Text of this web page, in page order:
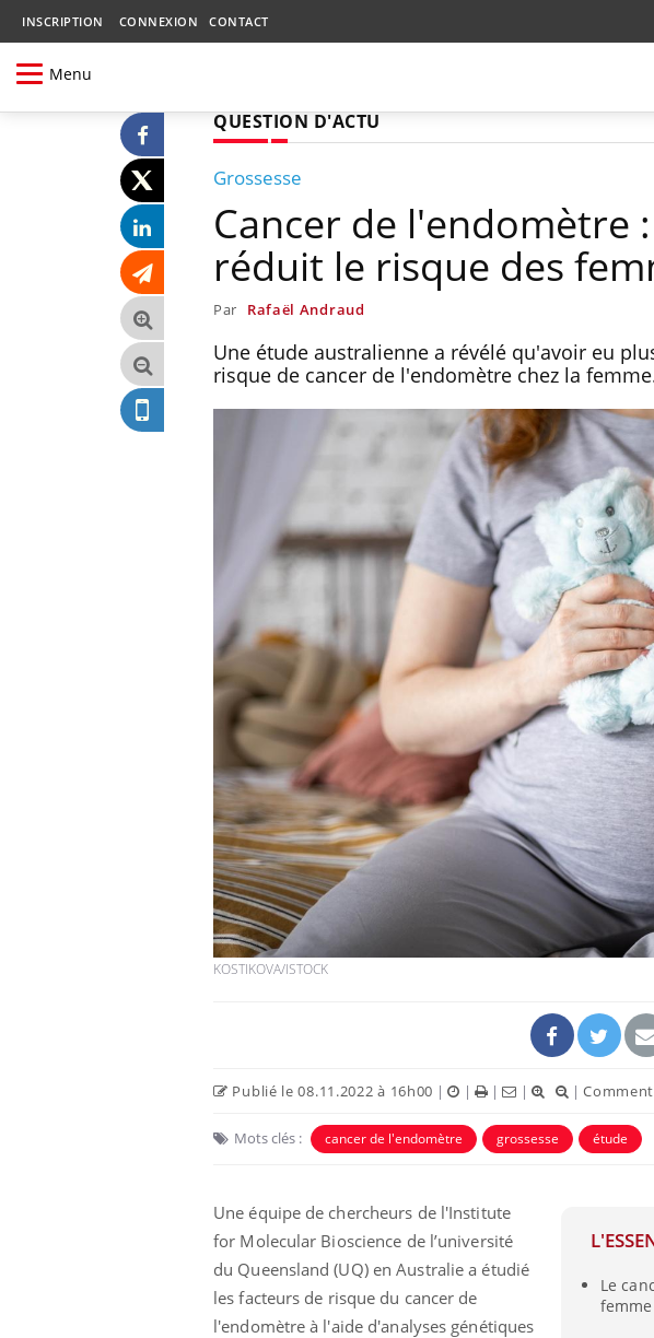
INSCRIPTION CONNEXION CONTACT
Menu
QUESTION D'ACTU
Grossesse
Cancer de l'endomètre
réduit le risque des
Par Rafaël Andraud
Une étude australienne a révélé qu'avoir eu
risque de cancer de l'endomètre chez la
KOSTIKOVA/ISTOCK
Publié le 08.11.2022 à 16h00 | | | | |
Mots clés : cancer de l'endomètre grossesse étude
Le
Une équipe de chercheurs de l'Institute
for Molecular Bioscience de l’université
du Queensland (UQ) en Australie a étudié
les facteurs de risque du cancer de
l'endomètre à l'aide d'analyses génétiques
Fortes chaleurs :
pourquoi le risque de
noyade grimpe-t-il ?
que dit